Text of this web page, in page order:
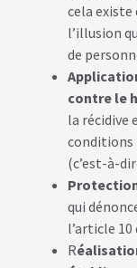
cela existe
l’illusion
de
contre le
la récidive
conditions
(c’est-à-
qui
l’article 10
R